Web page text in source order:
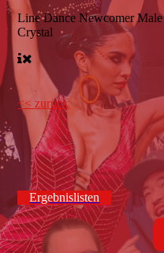
Line Dance Newcomer Male
Crystal
<< zurück
Ergebnislisten